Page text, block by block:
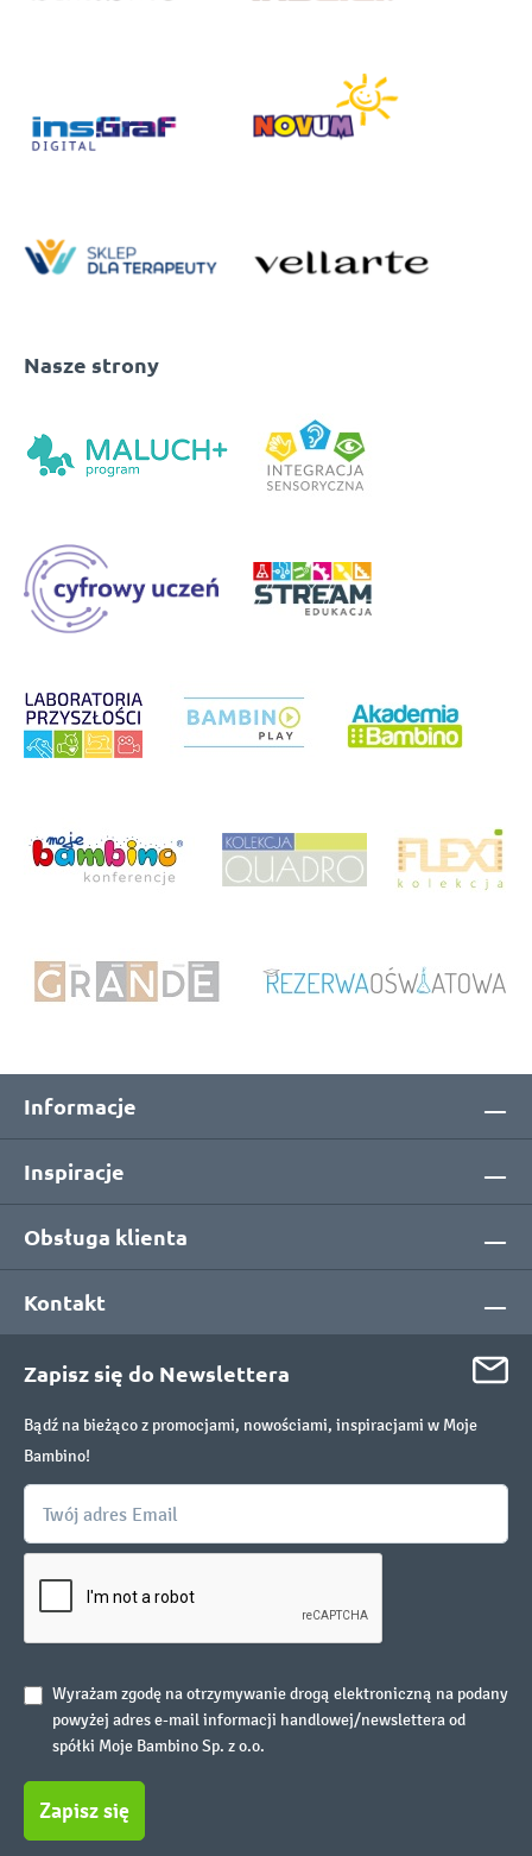
Nasze strony
Informacje
Inspiracje
Obsługa klienta
Kontakt
Zapisz się do Newslettera
Bądź na bieżąco z promocjami, nowościami, inspiracjami w Moje
Bambino!
Wyrażam zgodę na otrzymywanie drogą elektroniczną na podany
powyżej adres e-mail informacji handlowej/newslettera od
spółki Moje Bambino Sp. z o.o.
Zapisz się